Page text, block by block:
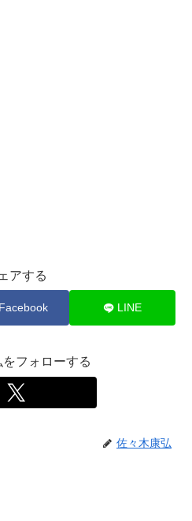
アする
Facebook LINE
フォローする
佐々木康弘